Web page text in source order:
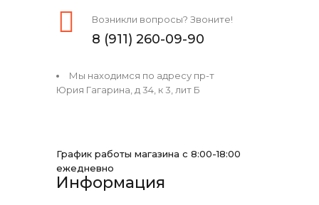
Возникли вопросы? Звоните!
8 (911) 260-09-90
Мы находимся по адресу пр-т
Юрия Гагарина, д 34, к 3, лит Б
График работы магазина с 8:00-18:00
ежедневно
Информация